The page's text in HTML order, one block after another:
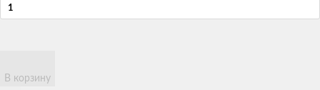
В корзину